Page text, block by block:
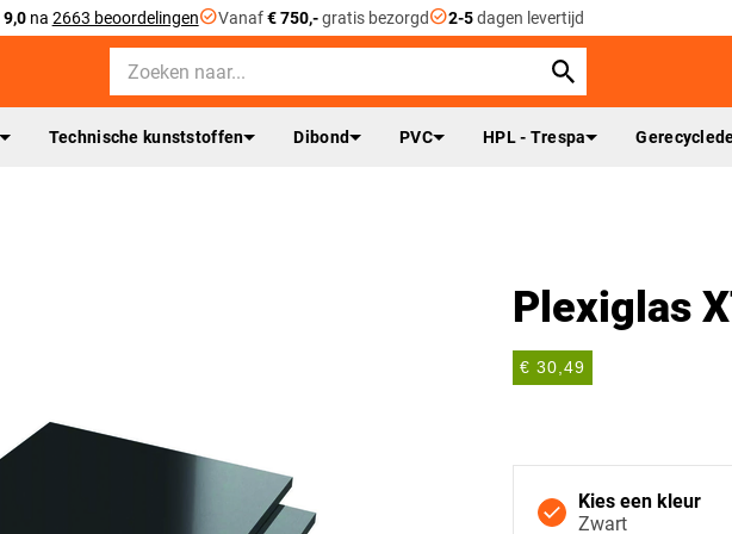
9,0na 2663 beoordelingencheck_circleVanaf€ 750,-gratis bezorgdcheck_circle2-5dagen levertijd
Technische kunststoffen Dibond PVC HPL - Trespa
Plexiglas
€ 30,49
Kies een kleur
Zwart